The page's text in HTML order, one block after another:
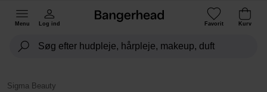
Menu Log ind Favorit Kurv
Sigma Beauty